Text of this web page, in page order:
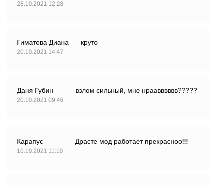
28.10.2021 12:28
Гиматова Диана
20.10.2021 14:47
круто
Даня Губин
20.10.2021 09:46
взлом сильный, мне нраавввввв?????
Карапус
10.10.2021 11:10
Драсте мод работает прекрасноо!!!